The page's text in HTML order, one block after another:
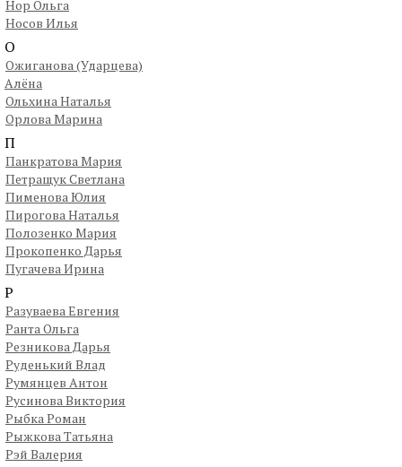
Нор Ольга
Носов Илья
О
Ожиганова (Ударцева)
Алёна
Ольхина Наталья
Орлова Марина
П
Панкратова Мария
Петращук Светлана
Пименова Юлия
Пирогова Наталья
Полозенко Мария
Прокопенко Дарья
Пугачева Ирина
Р
Разуваева Евгения
Ранта Ольга
Резникова Дарья
Руденький Влад
Румянцев Антон
Русинова Виктория
Рыбка Роман
Рыжкова Татьяна
Рэй Валерия